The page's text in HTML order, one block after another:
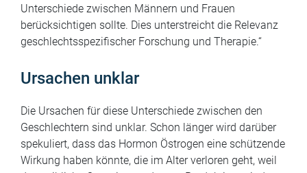
Unterschiede zwischen Männern und Frauen
berücksichtigen sollte. Dies unterstreicht die Relevanz
geschlechtsspezifischer Forschung und Therapie.“
Ursachen unklar
Die Ursachen für diese Unterschiede zwischen den
Geschlechtern sind unklar. Schon länger wird darüber
spekuliert, dass das Hormon Östrogen eine schützende
Wirkung haben könnte, die im Alter verloren geht, weil